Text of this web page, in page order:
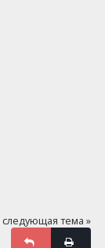
следующая тема »